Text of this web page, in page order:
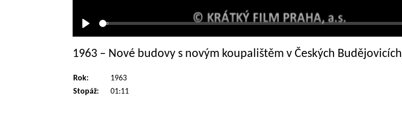
Přehrát
1963 – Nové budovy s novým koupalištěm v Českých Budějovicích
Rok:
1963
Stopáž:
01:11